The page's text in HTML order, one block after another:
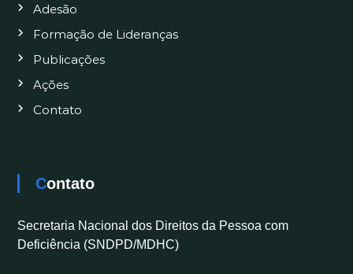
Adesão
Formação de Lideranças
Publicações
Ações
Contato
Contato
Secretaria Nacional dos Direitos da Pessoa com
Deficiência (SNDPD/MDHC)